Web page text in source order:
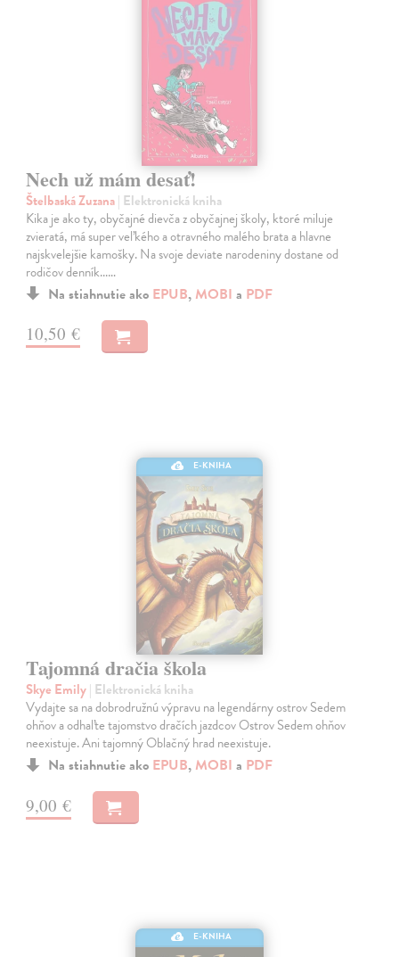
Nech už mám desať!
Štelbaská Zuzana| Elektronická kniha
Kika je ako ty, obyčajné dievča z obyčajnej školy, ktoré miluje
zvieratá, má super veľkého a otravného malého brata a hlavne
najskvelejšie kamošky. Na svoje deviate narodeniny dostane od
rodičov denník...…
Na stiahnutie ako EPUB, MOBI a PDF
10,50 €
E-KNIHA
Tajomná dračia škola
Skye Emily| Elektronická kniha
Vydajte sa na dobrodružnú výpravu na legendárny ostrov Sedem
ohňov a odhaľte tajomstvo dračích jazdcov Ostrov Sedem ohňov
neexistuje. Ani tajomný Oblačný hrad neexistuje.
Na stiahnutie ako EPUB, MOBI a PDF
9,00 €
E-KNIHA